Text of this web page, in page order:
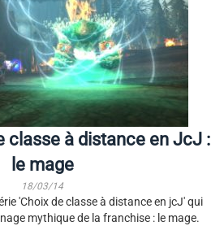
classe à distance en JcJ :
le mage
18/03/14
'Choix de classe à distance en jcJ' qui
mythique de la franchise : le mage.